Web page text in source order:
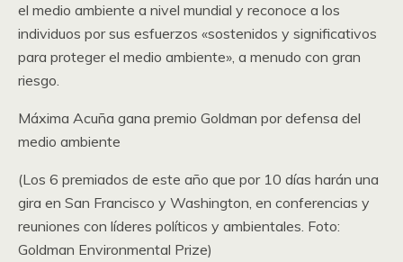
el medio ambiente a nivel mundial y reconoce a los
individuos por sus esfuerzos «sostenidos y significativos
para proteger el medio ambiente», a menudo con gran
riesgo.
Máxima Acuña gana premio Goldman por defensa del
medio ambiente
(Los 6 premiados de este año que por 10 días harán una
gira en San Francisco y Washington, en conferencias y
reuniones con líderes políticos y ambientales. Foto:
Goldman Environmental Prize)